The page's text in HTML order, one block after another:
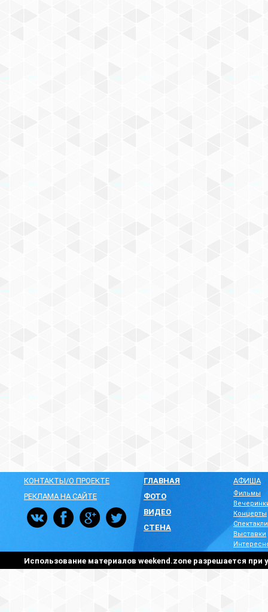
КОНТАКТЫ/О ПРОЕКТЕ
РЕКЛАМА НА САЙТЕ
ГЛАВНАЯ
ФОТО
ВИДЕО
СТЕНА
АФИША
Фильмы
Концерты
Спектакли
Выставки
Использование материалов weekend.zone разрешается